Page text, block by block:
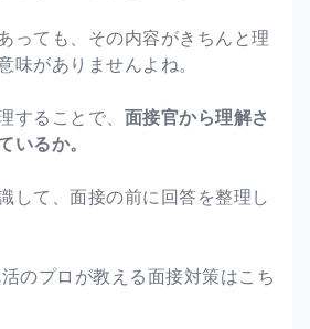
っても、その内容がきちんと理
味がありませんよね。
することで、 面接官から理解さ
いるか。
して、面接の前に回答を整理し
のプロが教える面接対策はこち